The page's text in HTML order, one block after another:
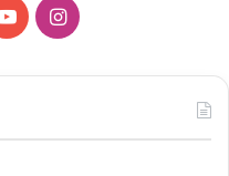
YouTubeInstagram